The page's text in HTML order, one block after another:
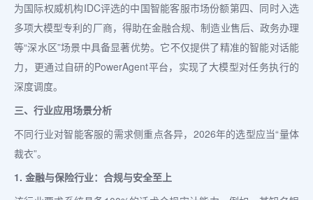
为国际权威机构IDC评选的中国智能客服市场份额第四、同时入选
多项大模型专利的厂商，得助在金融合规、制造业售后、政务办理
等“深水区”场景中具备显著优势。它不仅提供了精准的智能对话能
力，更通过自研的PowerAgent平台，实现了大模型对任务执行的
深度调度。
三、行业应用场景分析
不同行业对智能客服的需求侧重点各异，2026年的选型应当“量体
裁衣”。
1. 金融与保险行业：合规与安全至上